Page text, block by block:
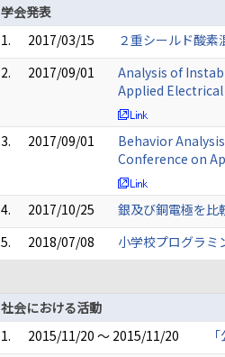
学会発表
1.
2017/03/15
２重シールド酸
2.
2017/09/01
Analysis of
Applied
3. 2017/09/01
Behavior
Conference on
4. 2017/10/25
銀及び銅電極を比
5.
2018/07/08
小学校プログラミ
社会における活動
1.
2015/11/20 ～ 2015/11/20